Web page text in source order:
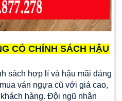
CÓ CHÍNH SÁCH HẬU
sách hợp lí và hậu mãi đáng
ván ngựa cũ với giá cao,
hàng. Đội ngũ nhân